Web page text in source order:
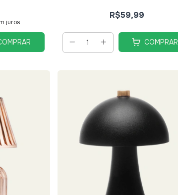
juros
R$59,99
COMPRAR